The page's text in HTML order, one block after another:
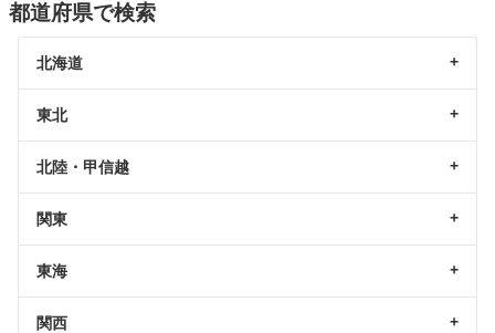
都道府県で検索
北海道
東北
北陸・甲信越
関東
東海
関西